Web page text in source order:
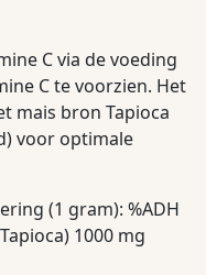
C via de voeding
C te voorzien. Het
mais bron Tapioca
voor optimale
(1 gram): %ADH
1000 mg